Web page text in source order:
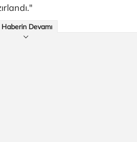
Haberin Devamı